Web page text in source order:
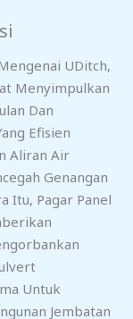
UDitch,
Menyimpulkan
Dan
Efisien
Aliran Air
Genangan
Itu, Pagar Panel
Untuk
Jembatan